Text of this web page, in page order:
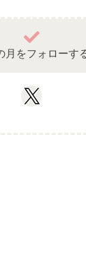
月をフォローす